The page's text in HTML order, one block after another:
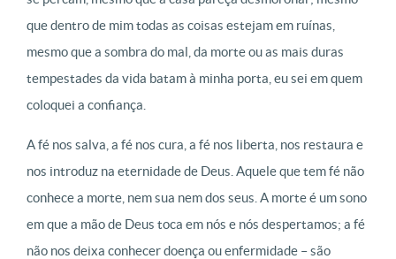
que dentro de mim todas as coisas estejam em ruínas,
mesmo que a sombra do mal, da morte ou as mais duras
tempestades da vida batam à minha porta, eu sei em quem
coloquei a confiança.
A fé nos salva, a fé nos cura, a fé nos liberta, nos restaura e
nos introduz na eternidade de Deus. Aquele que tem fé não
conhece a morte, nem sua nem dos seus. A morte é um sono
em que a mão de Deus toca em nós e nós despertamos; a fé
não nos deixa conhecer doença ou enfermidade – são